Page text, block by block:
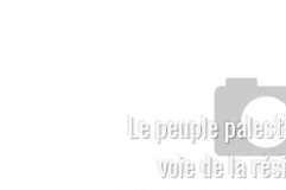
Le peuple
voie de la